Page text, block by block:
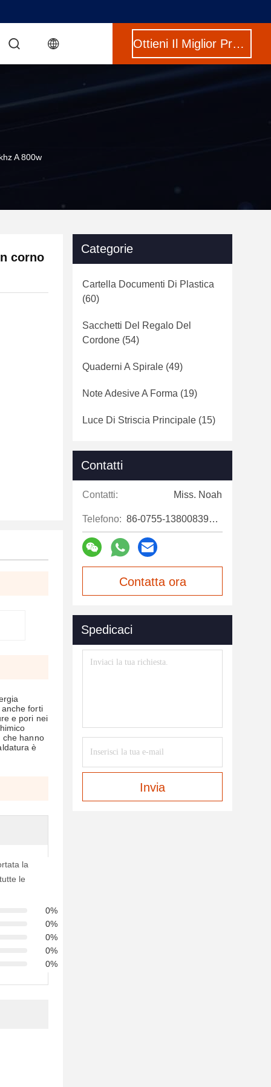
Ottieni Il Miglior Prezzo
A 800w
corno
forti
e pori nei
che hanno
è
la
le
0%
0%
0%
0%
0%
Categorie
Cartella Documenti Di Plastica
(60)
Sacchetti Del Regalo Del
Cordone (54)
Quaderni A Spirale (49)
Note Adesive A Forma (19)
Luce Di Striscia Principale (15)
Contatti
Contatti: Miss. Noah
Telefono: 86-0755-13800839500
Contatta ora
Spedicaci
Invia